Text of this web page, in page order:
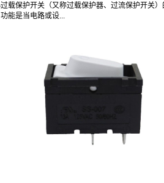
过载保护开关（又称过载保护器、过流保护开关）
功能是当电路或设...